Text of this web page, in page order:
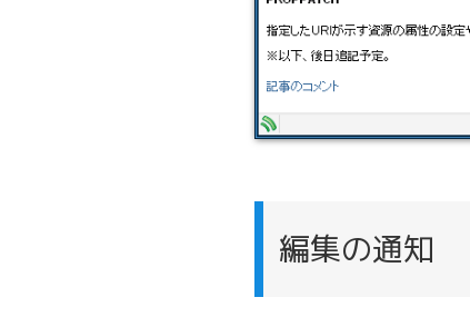
編集の通知